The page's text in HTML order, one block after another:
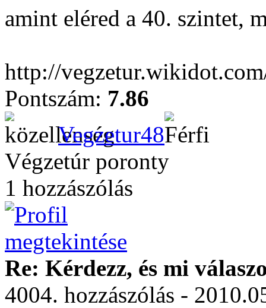
amint eléred a 40. szintet,
http://
Pontszám: 7.86
Vegzetur48
Végzetúr poronty
1 hozzászólás
Re: Kérdezz, és mi
4004. hozzászólás -